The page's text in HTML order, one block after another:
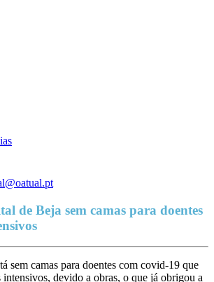
de Beja sem camas para doentes
sem camas para doentes com covid-19 que
intensivos, devido a obras, o que já obrigou a